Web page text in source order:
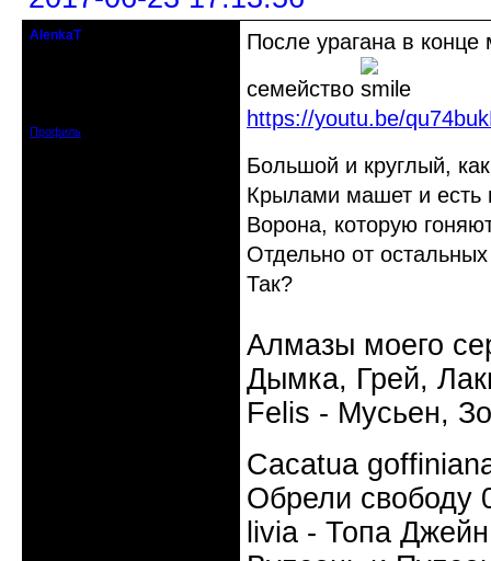
AlenkaT
Профиль
После урагана в конце
семейство
https://youtu.be/
Большой и круглый,
Крылами машет и есть
Ворона, которую
Отдельно от
Так?
Алмазы моего
Дымка, Грей,
Felis - Мусьен,
Cacatua
Обрели свободу
livia - Топа